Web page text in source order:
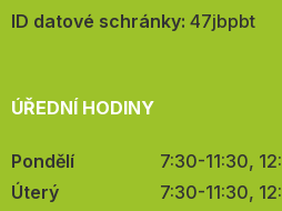
mail:
ID datové schránky: 47jbpbt
ÚŘEDNÍ HODINY
Pondělí
7:30-11:30,
Úterý
7:30-11:30,